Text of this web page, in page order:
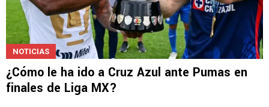
NOTICIAS
¿Cómo le ha ido a Cruz Azul ante Pumas en
finales de Liga MX?